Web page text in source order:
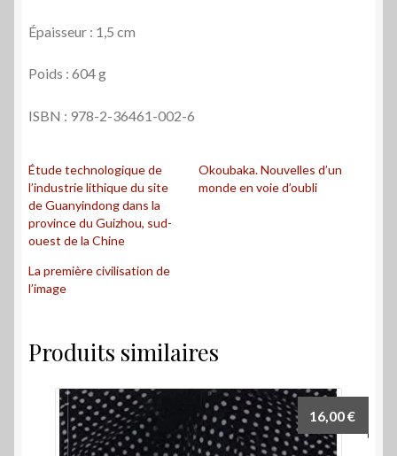
Épaisseur : 1,5 cm
Poids : 604 g
ISBN : 978-2-36461-002-6
Étude technologique de
l’industrie lithique du site
de Guanyindong dans la
province du Guizhou, sud-
ouest de la Chine
Okoubaka. Nouvelles d’un
monde en voie d’oubli
La première civilisation de
l’image
Produits similaires
16,00€